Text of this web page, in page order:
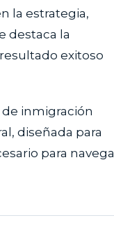
la estrategia,
destaca la
exitoso
inmigración
diseñada para
para